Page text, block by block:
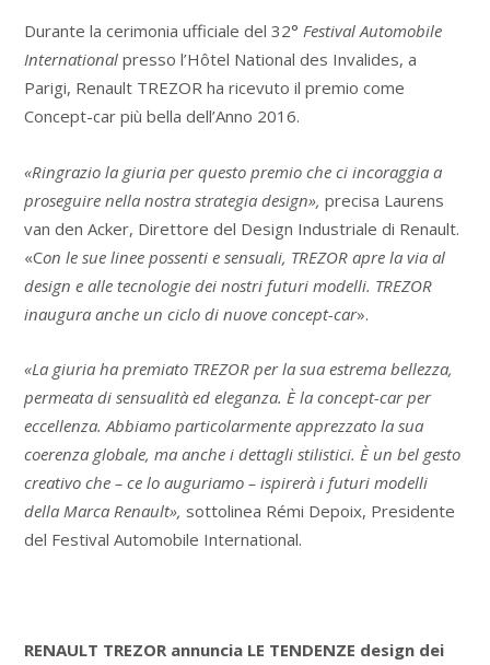
Durante la cerimonia ufficiale del 32° Festival Automobile
Internationalpresso l’Hôtel National des Invalides, a
Parigi, Renault TREZOR ha ricevuto il premio come
Concept-car più bella dell’Anno 2016.
«Ringrazio la giuria per questo premio che ci incoraggia a
proseguire nella nostra strategia design», precisa Laurens
van den Acker, Direttore del Design Industriale di Renault.
«Con le sue linee possenti e sensuali, TREZOR apre la via al
design e alle tecnologie dei nostri futuri modelli. TREZOR
inaugura anche un ciclo di nuove concept-car».
«La giuria ha premiato TREZOR per la sua estrema bellezza,
permeata di sensualità ed eleganza. È la concept-car per
eccellenza. Abbiamo particolarmente apprezzato la sua
coerenza globale, ma anche i dettagli stilistici. È un bel gesto
creativo che – ce lo auguriamo – ispirerà i futuri modelli
della Marca Renault», sottolinea Rémi Depoix, Presidente
del Festival Automobile International.
RENAULT TREZOR annuncia LE TENDENZE design dei